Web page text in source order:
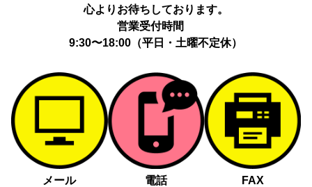
心よりお待ちしております。
営業受付時間
9:30〜18:00（平日・土曜不定休）
メール
電話 FAX